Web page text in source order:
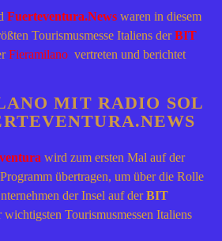
Fuerteventura.Newswaren in diesem
Tourismusmesse Italiens derBIT
Fieramilano vertreten und berichtet
MIT RADIO SOL
wird zum ersten Mal auf der
übertragen, um über die Rolle
der Insel auf derBIT
wichtigsten Tourismusmessen Italiens